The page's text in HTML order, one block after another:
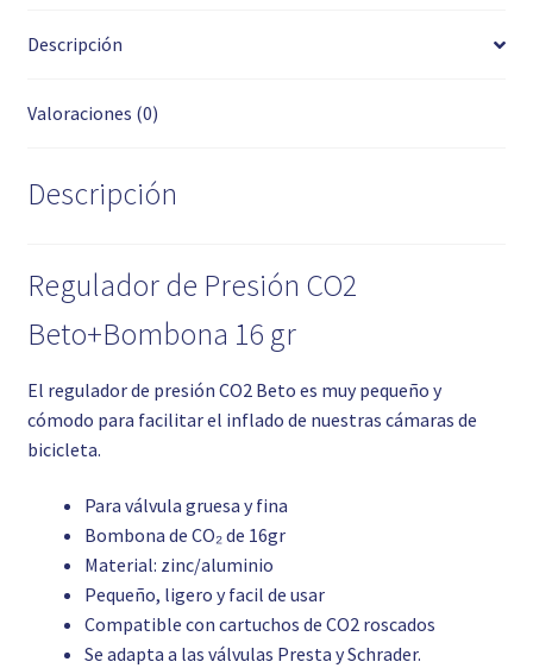
Descripción
Valoraciones (0)
Descripción
Regulador de Presión CO2
Beto+Bombona 16 gr
El regulador de presión CO2 Beto es muy pequeño y
cómodo para facilitar el inflado de nuestras cámaras de
bicicleta.
Para válvula gruesa y fina
Bombona de CO₂ de 16gr
Material: zinc/aluminio
Pequeño, ligero y facil de usar
Compatible con cartuchos de CO2 roscados
Se adapta a las válvulas Presta y Schrader.